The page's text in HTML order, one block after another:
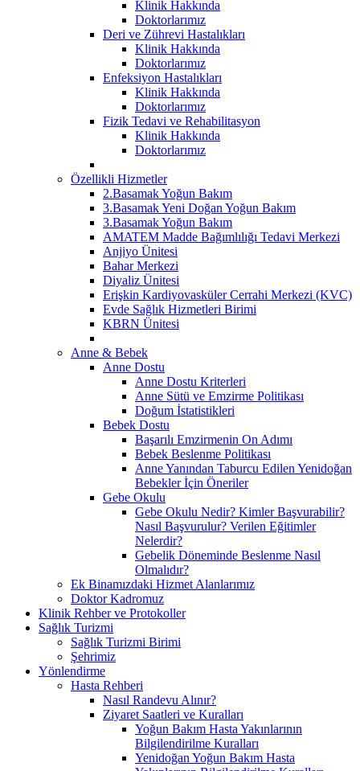
Klinik Hakkında
Doktorlarımız
Deri ve Zührevi Hastalıkları
Klinik Hakkında
Doktorlarımız
Enfeksiyon Hastalıkları
Klinik Hakkında
Doktorlarımız
Fizik Tedavi ve Rehabilitasyon
Klinik Hakkında
Doktorlarımız
Özellikli Hizmetler
2.Basamak Yoğun Bakım
3.Basamak Yeni Doğan Yoğun Bakım
3.Basamak Yoğun Bakım
AMATEM Madde Bağımlılığı Tedavi Merkezi
Anjiyo Ünitesi
Bahar Merkezi
Diyaliz Ünitesi
Erişkin Kardiyovasküler Cerrahi Merkezi (KVC)
Evde Sağlık Hizmetleri Birimi
KBRN Ünitesi
Anne & Bebek
Anne Dostu
Anne Dostu Kriterleri
Anne Sütü ve Emzirme Politikası
Doğum İstatistikleri
Bebek Dostu
Başarılı Emzirmenin On Adımı
Bebek Beslenme Politikası
Anne Yanından Taburcu Edilen Yenidoğan
Bebekler İçin Öneriler
Gebe Okulu
Gebe Okulu Nedir? Kimler Başvurabilir?
Nasıl Başvurulur? Verilen Eğitimler
Nelerdir?
Gebelik Döneminde Beslenme Nasıl
Olmalıdır?
Ek Binamızdaki Hizmet Alanlarımız
Doktor Kadromuz
Klinik Rehber ve Protokoller
Sağlık Turizmi
Sağlık Turizmi Birimi
Şehrimiz
Yönlendirme
Hasta Rehberi
Nasıl Randevu Alınır?
Ziyaret Saatleri ve Kuralları
Yoğun Bakım Hasta Yakınlarının
Bilgilendirilme Kuralları
Yenidoğan Yoğun Bakım Hasta